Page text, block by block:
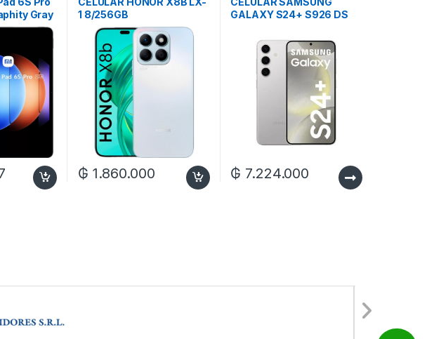
Gray
1 8/256GB
₲ 1.860.000
GALAXY S24+ S926 DS
₲ 7.224.000